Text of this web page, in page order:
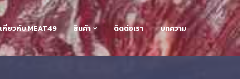
กี่ยวกับ MEAT49 สินค้า ติดต่อเรา บทความ